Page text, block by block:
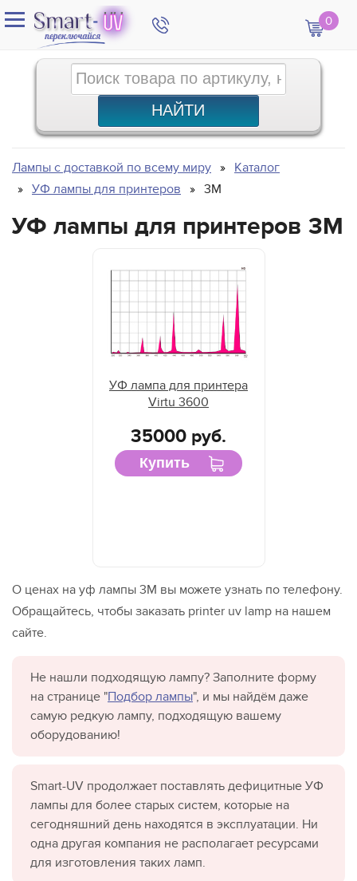
0
Лампы с доставкой по всему миру
Каталог
УФ лампы для принтеров
3M
УФ лампы для принтеров 3М
УФ лампа для принтера
Virtu 3600
35000 руб.
Купить
О ценах на уф лампы 3М вы можете узнать по телефону.
Обращайтесь, чтобы заказать printer uv lamp на нашем
сайте.
Не нашли подходящую лампу? Заполните форму
на странице "Подбор лампы", и мы найдём даже
самую редкую лампу, подходящую вашему
оборудованию!
Smart-UV продолжает поставлять дефицитные УФ
лампы для более старых систем, которые на
сегодняшний день находятся в эксплуатации. Ни
одна другая компания не располагает ресурсами
для изготовления таких ламп.